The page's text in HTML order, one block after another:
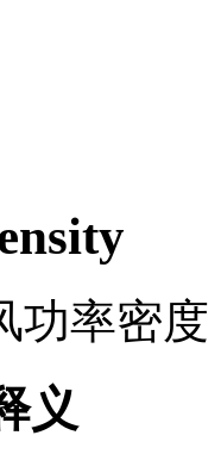
功率密度
义